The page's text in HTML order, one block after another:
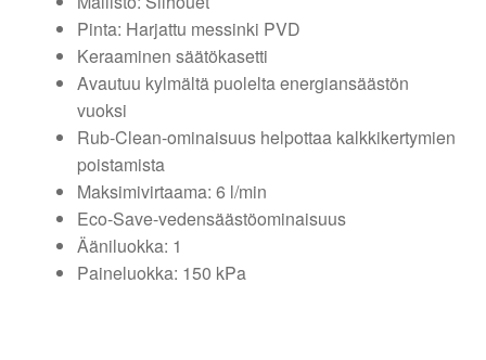
Pinta: Harjattu messinki PVD
Keraaminen säätökasetti
Avautuu kylmältä puolelta energiansäästön
vuoksi
Rub-Clean-ominaisuus helpottaa kalkkikertymien
poistamista
Maksimivirtaama: 6 l/min
Eco-Save-vedensäästöominaisuus
Ääniluokka: 1
Paineluokka: 150 kPa